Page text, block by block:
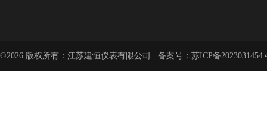
©2026 版权所有：江苏建恒仪表有限公司 备案号： 苏ICP备2023031454